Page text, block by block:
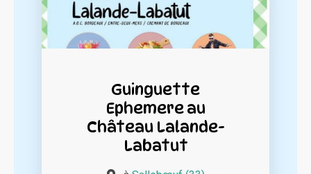
Guinguette
Ephemere au
Château Lalande-
Labatut